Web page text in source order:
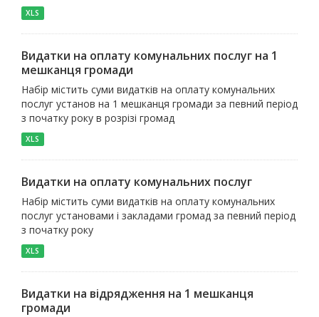
XLS
Видатки на оплату комунальних послуг на 1
мешканця громади
Набір містить суми видатків на оплату комунальних
послуг установ на 1 мешканця громади за певний період
з початку року в розрізі громад
XLS
Видатки на оплату комунальних послуг
Набір містить суми видатків на оплату комунальних
послуг установами і закладами громад за певний період
з початку року
XLS
Видатки на відрядження на 1 мешканця
громади